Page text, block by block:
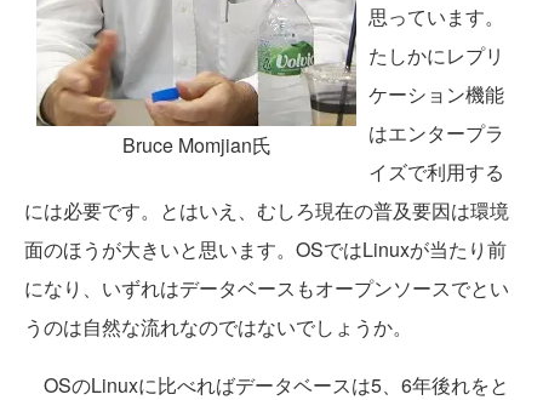
Bruce Momjian氏
思っています。
たしかにレプリ
ケーション機能
はエンタープラ
イズで利用する
には必要です。とはいえ、むしろ現在の普及要因は環境
面のほうが大きいと思います。OSではLinuxが当たり前
になり、いずれはデータベースもオープンソースでとい
うのは自然な流れなのではないでしょうか。
OSのLinuxに比べればデータベースは5、6年後れをと